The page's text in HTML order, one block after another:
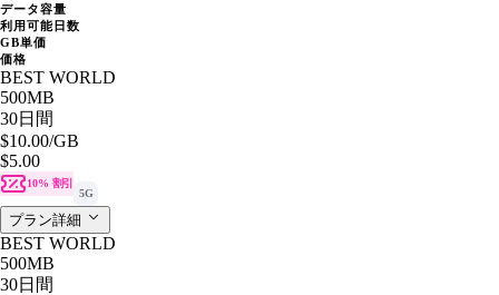
データ容量
利用可能日数
GB単価
価格
BEST WORLD
500MB
30日間
$10.00/GB
$5.00
10% 割引
5G
プラン詳細
BEST WORLD
500MB
30日間